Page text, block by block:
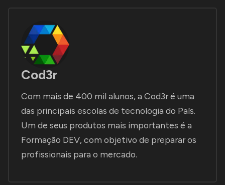
Cod3r
Com mais de 400 mil alunos, a Cod3r é uma
das principais escolas de tecnologia do País.
Um de seus produtos mais importantes é a
Formação DEV, com objetivo de preparar os
profissionais para o mercado.